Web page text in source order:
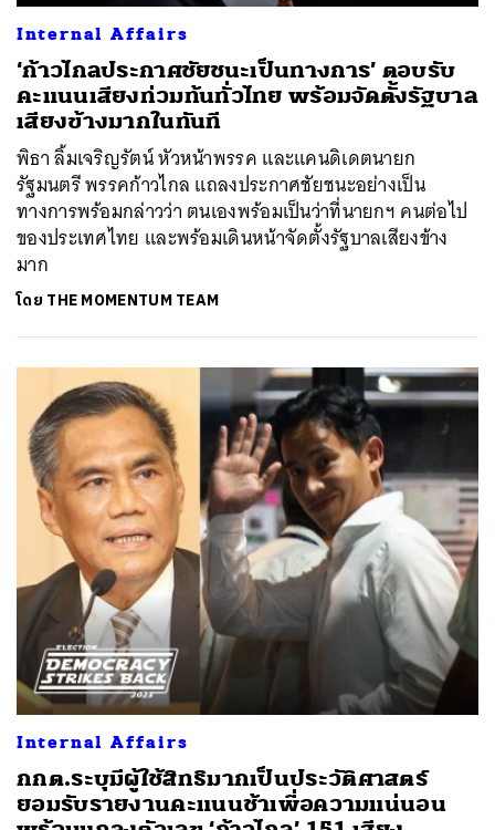
Internal Affairs
‘ก้าวไกลประกาศชัยชนะเป็นทางการ’ ตอบรับ
คะแนนเสียงท่วมท้นทั่วไทย พร้อมจัดตั้งรัฐบาล
เสียงข้างมากในทันที
พิธา ลิ้มเจริญรัตน์ หัวหน้าพรรค และแคนดิเดตนายก
รัฐมนตรี พรรคก้าวไกล แถลงประกาศชัยชนะอย่างเป็น
ทางการพร้อมกล่าวว่า ตนเองพร้อมเป็นว่าที่นายกฯ คนต่อไป
ของประเทศไทย และพร้อมเดินหน้าจัดตั้งรัฐบาลเสียงข้าง
มาก
โดย THE MOMENTUM TEAM
Internal Affairs
กกต.ระบุมีผู้ใช้สิทธิมากเป็นประวัติศาสตร์
ยอมรับรายงานคะแนนช้าเพื่อความแน่นอน